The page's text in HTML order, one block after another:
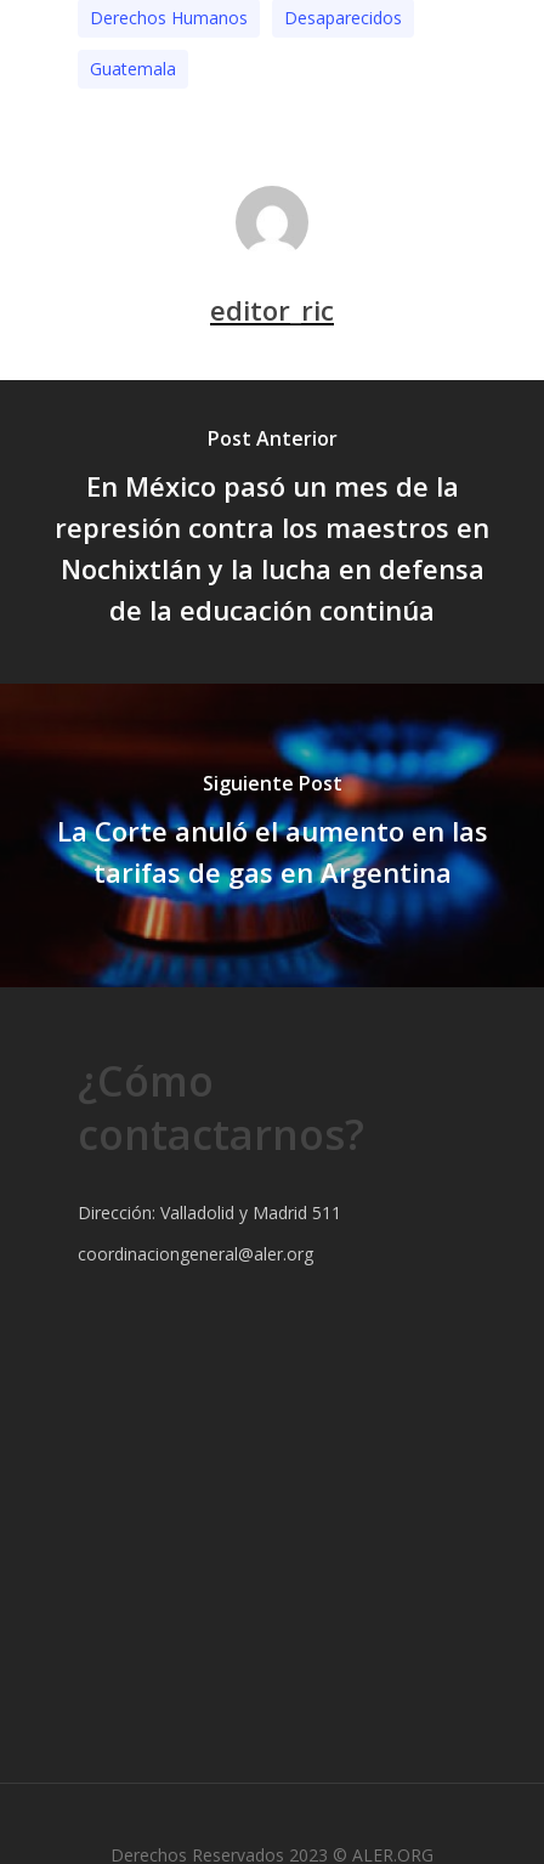
Derechos Humanos Desaparecidos
Guatemala
editor_ric
Post Anterior
En México pasó un mes de la
represión contra los maestros en
Nochixtlán y la lucha en defensa
de la educación continúa
Siguiente Post
La Corte anuló el aumento en las
tarifas de gas en Argentina
¿Cómo
contactarnos?
Dirección: Valladolid y Madrid 511
coordinaciongeneral@aler.org
Derechos Reservados 2023 © ALER.ORG